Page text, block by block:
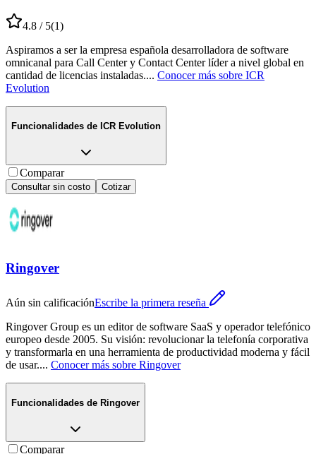
4.8 / 5(1)
Aspiramos a ser la empresa española desarrolladora de software
omnicanal para Call Center y Contact Center líder a nivel global en
cantidad de licencias instaladas.... Conocer más sobre ICR
Evolution
Funcionalidades de ICR Evolution
Comparar
Consultar sin costo Cotizar
Ringover
Aún sin calificaciónEscribe la primera reseña
Ringover Group es un editor de software SaaS y operador telefónico
europeo desde 2005. Su visión: revolucionar la telefonía corporativa
y transformarla en una herramienta de productividad moderna y fácil
de usar.... Conocer más sobre Ringover
Funcionalidades de Ringover
Comparar